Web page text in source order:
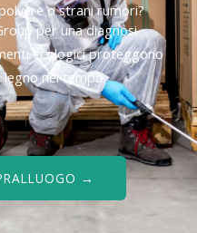
o strani rumori?
per una diagnosi
ecologici proteggono
nel tempo.
→